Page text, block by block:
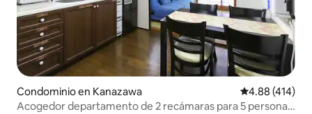
Condominio en Kanazawa Calificación
4.88 (414)
Acogedor departamento de 2 recámaras para 5 personas